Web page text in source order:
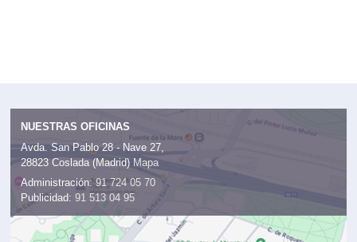
NUESTRAS OFICINAS
Avda. San Pablo 28 - Nave 27,
28823 Coslada (Madrid) Mapa
Administración: 91 724 05 70
Publicidad: 91 513 04 95